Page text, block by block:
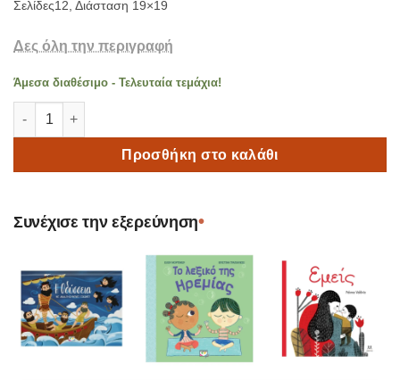
Σελίδες12, Διάσταση 19×19
Δες όλη την περιγραφή
Άμεσα διαθέσιμο - Τελευταία τεμάχια!
Ακούω και Εξερευνώ τον Κήπο 3+ ετών ποσότητα
Προσθήκη στο καλάθι
Συνέχισε την εξερεύνηση•